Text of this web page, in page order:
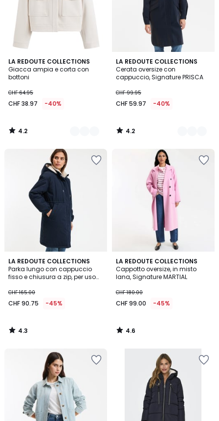
LA REDOUTE COLLECTIONS
Giacca ampia e corta con
bottoni
CHF 64.95
CHF 38.97 -40%
4.2
/ 5
2
Colori
4.2
/
LA REDOUTE COLLECTIONS
Cerata oversize con
cappuccio, Signature PRISCA
CHF 99.95
CHF 59.97 -40%
4.2
/ 5
3
Colori
4.2
/
LA REDOUTE COLLECTIONS
Parka lungo con cappuccio
fisso e chiusura a zip, per uso
CHF 165.00
CHF 90.75 -45%
4.3
/ 5
4.3
/
LA REDOUTE COLLECTIONS
Cappotto oversize, in misto
lana, Signature MARTIAL
CHF 180.00
CHF 99.00 -45%
4.6
/ 5
4.6
/